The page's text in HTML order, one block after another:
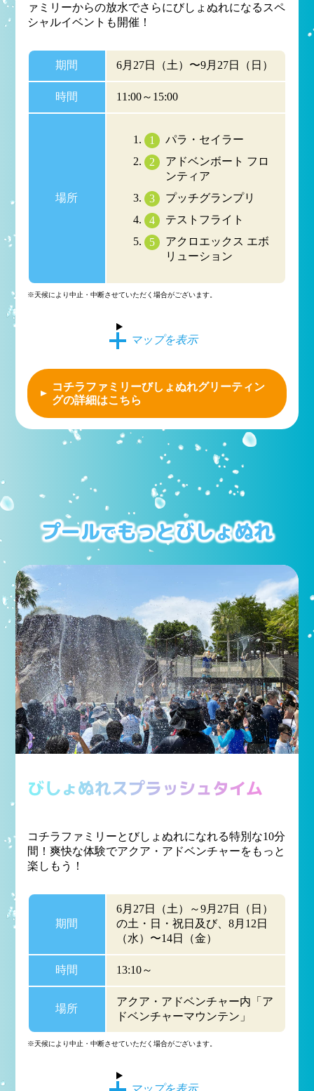
ァミリーからの放水でさらにびしょぬれになるスペ
シャルイベントも開催！
期間 6月27日（土）〜9月27日（日）
時間 11:00～15:00
場所
パラ・セイラー
アドベンボート フロ
ンティア
プッチグランプリ
テストフライト
アクロエックス エボ
リューション
※天候により中止・中断させていただく場合がございます。
マップを表示
コチラファミリーびしょぬれグリーティン
グの詳細はこちら
プールでもっとびしょぬれ
びしょぬれスプラッシュタイム
コチラファミリーとびしょぬれになれる特別な10分
間！爽快な体験でアクア・アドベンチャーをもっと
楽しもう！
期間
6月27日（土）～9月27日（日）
の土・日・祝日及び、8月12日
（水）〜14日（金）
時間 13:10～
場所
アクア・アドベンチャー内「ア
ドベンチャーマウンテン」
※天候により中止・中断させていただく場合がございます。